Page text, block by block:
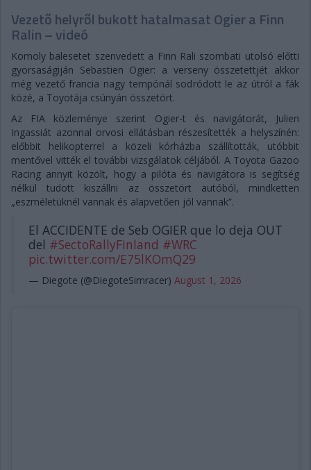
Vezető helyről bukott hatalmasat Ogier a Finn
Ralin – videó
Komoly balesetet szenvedett a Finn Rali szombati utolsó előtti
gyorsaságiján Sebastien Ogier: a verseny összetettjét akkor
még vezető francia nagy tempónál sodródott le az útról a fák
közé, a Toyotája csúnyán összetört.
Az FIA közleménye szerint Ogier-t és navigátorát, Julien
Ingassiát azonnal orvosi ellátásban részesítették a helyszínén:
előbbit helikopterrel a közeli kórházba szállították, utóbbit
mentővel vitték el további vizsgálatok céljából. A Toyota Gazoo
Racing annyit közölt, hogy a pilóta és navigátora is segítség
nélkül tudott kiszállni az összetört autóból, mindketten
„eszméletüknél vannak és alapvetően jól vannak”.
El ACCIDENTE de Seb OGIER que lo deja OUT
del #SectoRallyFinland #WRC
pic.twitter.com/E75lKOmQ29
— Diegote (@DiegoteSimracer) August 1, 2026